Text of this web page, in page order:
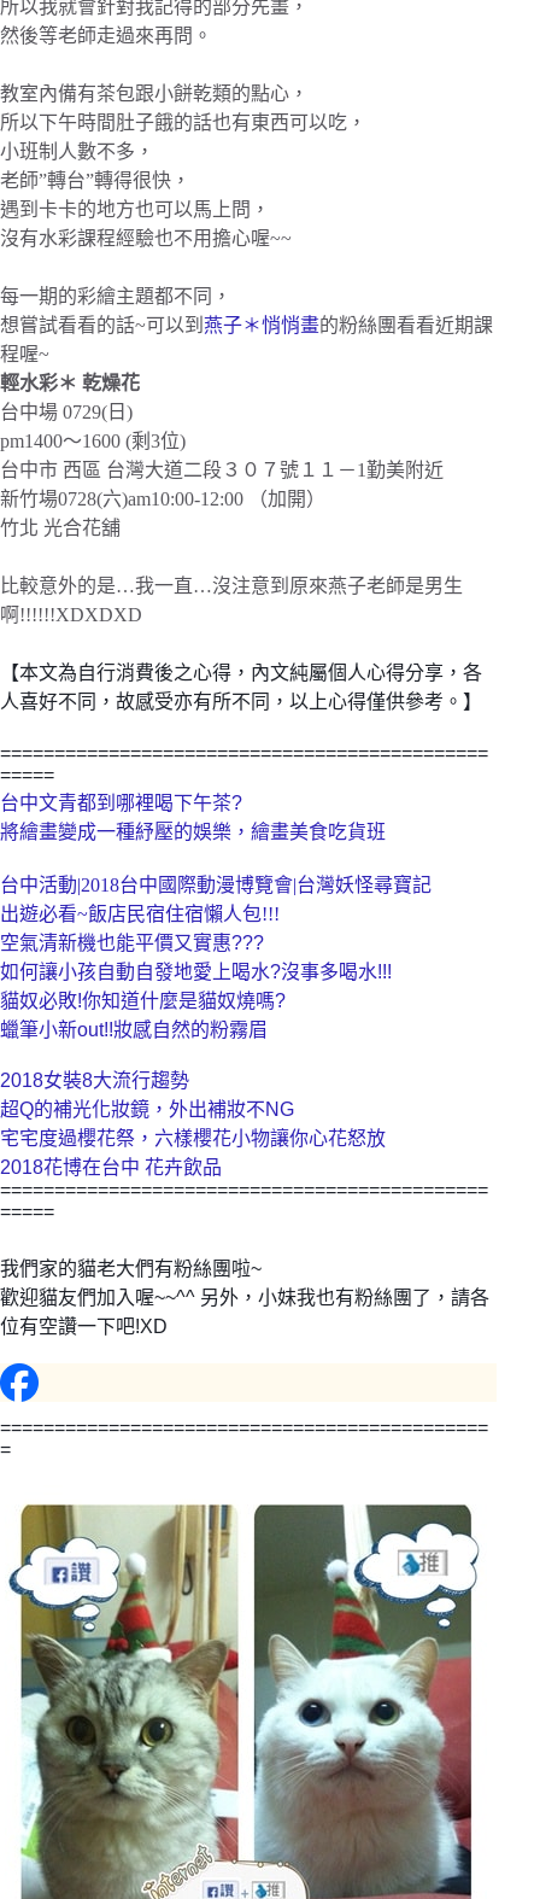
所以我就會針對我記得的部分先畫，
然後等老師走過來再問。
教室內備有茶包跟小餅乾類的點心，
所以下午時間肚子餓的話也有東西可以吃，
小班制人數不多，
老師”轉台”轉得很快，
遇到卡卡的地方也可以馬上問，
沒有水彩課程經驗也不用擔心喔~~
每一期的彩繪主題都不同，
想嘗試看看的話~可以到 燕子＊悄悄畫的粉絲團看看近期課
程喔~
輕水彩＊ 乾燥花
台中場 0729(日)
pm1400～1600 (剩3位)
台中市 西區 台灣大道二段３０７號１１－1勤美附近
新竹場0728(六)am10:00-12:00 （加開）
竹北 光合花舖
比較意外的是…我一直…沒注意到原來燕子老師是男生
啊!!!!!!XDXDXD
【本文為自行消費後之心得，內文純屬個人心得分享，各
人喜好不同，故感受亦有所不同，以上心得僅供參考。】
=============================================
=====
台中文青都到哪裡喝下午茶?
將繪畫變成一種紓壓的娛樂，繪畫美食吃貨班
台中活動|2018台中國際動漫博覽會|台灣妖怪尋寶記
出遊必看~飯店民宿住宿懶人包!!!
空氣清新機也能平價又實惠???
如何讓小孩自動自發地愛上喝水?沒事多喝水!!!
貓奴必敗!你知道什麼是貓奴燒嗎?
蠟筆小新out!!妝感自然的粉霧眉
2018女裝8大流行趨勢
超Q的補光化妝鏡，外出補妝不NG
宅宅度過櫻花祭，六樣櫻花小物讓你心花怒放
2018花博在台中 花卉飲品
=============================================
=====
我們家的貓老大們有粉絲團啦~
歡迎貓友們加入喔~~^^ 另外，小妹我也有粉絲團了，請各
位有空讚一下吧!XD
=============================================
=